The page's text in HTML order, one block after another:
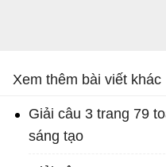
Xem thêm bài viết khác
Giải câu 3 trang 79
sáng tạo